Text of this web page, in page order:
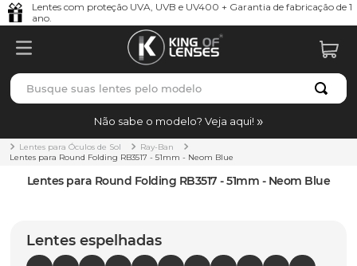
Lentes com proteção UVA, UVB e UV400 + Garantia de fabricação de 1
ano.
Busque suas lentes pelo modelo
Não sabe o modelo? Veja aqui!
Lentes para Óculos de Sol
Ray-Ban
Lentes para Round Folding RB3517 - 51mm - Neom Blue
Lentes para Round Folding RB3517 - 51mm - Neom Blue
Lentes espelhadas
TERMOS MAIS BUSCADOS
1º borrachas
2º holbrook
5º chaves